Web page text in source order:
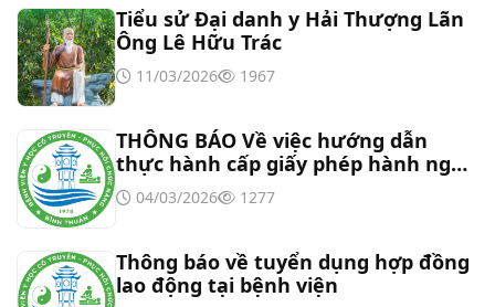
Thư mời báo giá về Màn hình led phòng họp
Thư mời báo giá về việc vệ sinh máy lạnh các
khoa/phòng trong bệnh viện
Thư mời báo giá về việc khảo sát hiện trạng và
báo giá thi công mái che từ Khoa Dược đến Bếp
Thư mời báo giá về việc mời báo giá thiết bị
Tiểu sử Đại danh y Hải Thượng Lãn
Ông Lê Hữu Trác
11/03/2026 1967
THÔNG BÁO Về việc hướng dẫn
thực hành cấp giấy phép hành nghề
đối với chức danh Bác sĩ YHCT, Y sĩ
YHCT
04/03/2026 1277
Thông báo về tuyển dụng hợp đồng
lao động tại bệnh viện